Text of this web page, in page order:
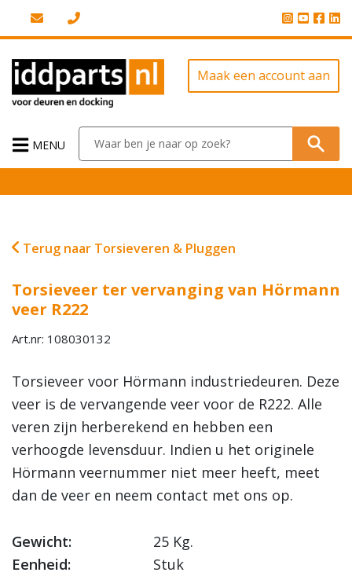
Maak een account aan
MENU
Terug naar Torsieveren & Pluggen
Torsieveer ter vervanging van Hörmann
veer R222
Art.nr: 108030132
Torsieveer voor Hörmann industriedeuren. Deze
veer is de vervangende veer voor de R222. Alle
veren zijn herberekend en hebben een
verhoogde levensduur. Indien u het originele
Hörmann veernummer niet meer heeft, meet
dan de veer en neem contact met ons op.
Gewicht:
25 Kg.
Eenheid:
Stuk